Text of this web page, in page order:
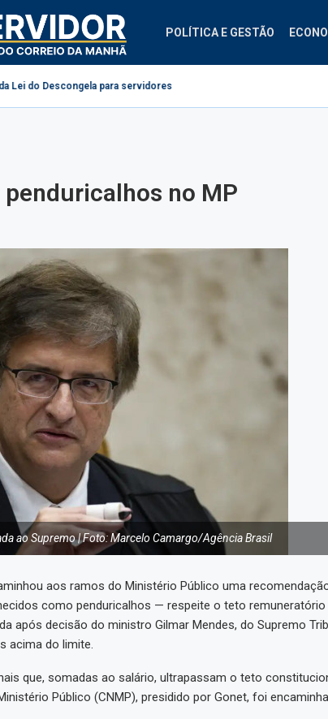
POLÍTICA E GESTÃO
para servidores públicos
no MP
ao Supremo | Foto: Marcelo Camargo/Agência Brasil
aos ramos do Ministério Público uma
como penduricalhos — respeite o teto remuneratório
após decisão do ministro Gilmar Mendes, do Supremo
acima do limite.
que, somadas ao salário, ultrapassam o teto
Público (CNMP), presidido por Gonet, foi